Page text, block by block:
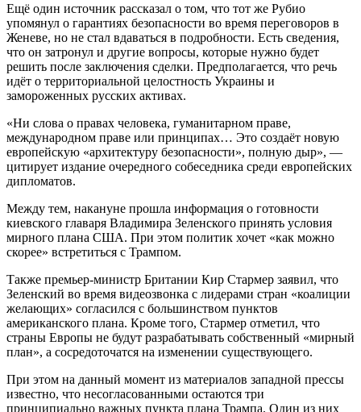
Ещё один источник рассказал о том, что тот же Рубио
упомянул о гарантиях безопасности во время переговоров в
Женеве, но не стал вдаваться в подробности. Есть сведения,
что он затронул и другие вопросы, которые нужно будет
решить после заключения сделки. Предполагается, что речь
идёт о территориальной целостность Украины и
замороженных русских активах.
«Ни слова о правах человека, гуманитарном праве,
международном праве или принципах… Это создаёт новую
европейскую «архитектуру безопасности», полную дыр», —
цитирует издание очередного собеседника среди европейских
дипломатов.
Между тем, накануне прошла информация о готовности
киевского главаря Владимира Зеленского принять условия
мирного плана США. При этом политик хочет «как можно
скорее» встретиться с Трампом.
Также премьер-министр Британии Кир Стармер заявил, что
Зеленский во время видеозвонка с лидерами стран «коалиции
желающих» согласился с большинством пунктов
американского плана. Кроме того, Стармер отметил, что
страны Европы не будут разрабатывать собственный «мирный
план», а сосредоточатся на изменении существующего.
При этом на данный момент из материалов западной прессы
известно, что несогласованными остаются три
принципиально важных пункта плана Трампа. Один из них